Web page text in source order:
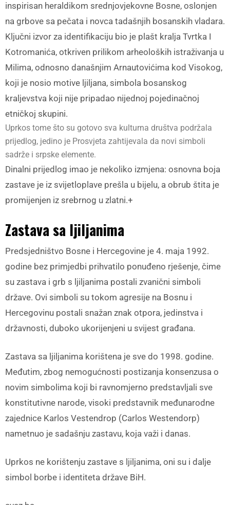
inspirisan heraldikom srednjovjekovne Bosne, oslonjen
na grbove sa pečata i novca tadašnjih bosanskih vladara.
Ključni izvor za identifikaciju bio je plašt kralja Tvrtka I
Kotromanića, otkriven prilikom arheoloških istraživanja u
Milima, odnosno današnjim Arnautovićima kod Visokog,
koji je nosio motive ljiljana, simbola bosanskog
kraljevstva koji nije pripadao nijednoj pojedinačnoj
etničkoj skupini.
Uprkos tome što su gotovo sva kulturna društva podržala
prijedlog, jedino je Prosvjeta zahtijevala da novi simboli
sadrže i srpske elemente.
Dinalni prijedlog imao je nekoliko izmjena: osnovna boja
zastave je iz svijetloplave prešla u bijelu, a obrub štita je
promijenjen iz srebrnog u zlatni.+
Zastava sa ljiljanima
Predsjedništvo Bosne i Hercegovine je 4. maja 1992.
godine bez primjedbi prihvatilo ponuđeno rješenje, čime
su zastava i grb s ljiljanima postali zvanični simboli
države. Ovi simboli su tokom agresije na Bosnu i
Hercegovinu postali snažan znak otpora, jedinstva i
državnosti, duboko ukorijenjeni u svijest građana.
Zastava sa ljiljanima korištena je sve do 1998. godine.
Međutim, zbog nemogućnosti postizanja konsenzusa o
novim simbolima koji bi ravnomjerno predstavljali sve
konstitutivne narode, visoki predstavnik međunarodne
zajednice Karlos Vestendrop (Carlos Westendorp)
nametnuo je sadašnju zastavu, koja važi i danas.
Uprkos ne korištenju zastave s ljiljanima, oni su i dalje
simbol borbe i identiteta države BiH.